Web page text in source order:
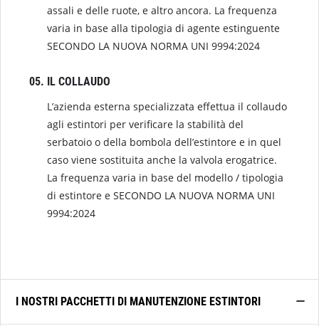
assali e delle ruote, e altro ancora. La frequenza
varia in base alla tipologia di agente estinguente
SECONDO LA NUOVA NORMA UNI 9994:2024
IL COLLAUDO
L’azienda esterna specializzata effettua il collaudo
agli estintori per verificare la stabilità del
serbatoio o della bombola dell’estintore e in quel
caso viene sostituita anche la valvola erogatrice.
La frequenza varia in base del modello / tipologia
di estintore e SECONDO LA NUOVA NORMA UNI
9994:2024
I NOSTRI PACCHETTI DI MANUTENZIONE ESTINTORI